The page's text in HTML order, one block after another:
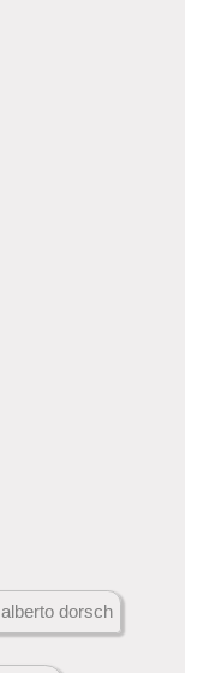
alberto dorsch